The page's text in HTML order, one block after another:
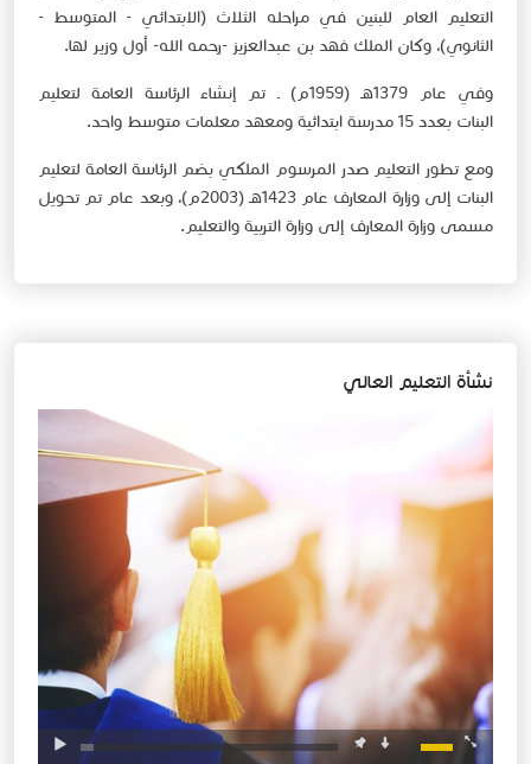
التعليم العام للبنين في مراحله الثلاث (الابتدائي - المتوسط -
الثانوي)، وكان الملك فهد بن عبدالعزيز -رحمه الله- أول وزير لها.
وفي عام 1379هـ (1959م) ـ تم إنشاء الرئاسة العامة لتعليم
البنات بعدد 15 مدرسة ابتدائية ومعهد معلمات متوسط واحد.
ومع تطور التعليم صدر المرسوم الملكي بضم الرئاسة العامة لتعليم
البنات إلى وزارة المعارف عام 1423هـ (2003م)، وبعد عام تم تحويل
مسمى وزارة المعارف إلى وزارة التربية والتعليم.
نشأة التعليم العالي